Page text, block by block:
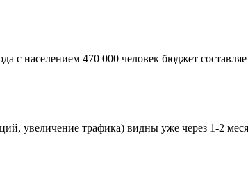
с населением 470 000 человек бюджет
увеличение трафика) видны уже через 1-2